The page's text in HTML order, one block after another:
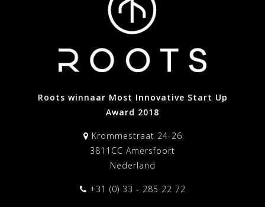
Roots winnaar Most Innovative Start Up
Award 2018
Krommestraat 24-26
3811CC Amersfoort
Nederland
+31 (0) 33 - 285 22 72